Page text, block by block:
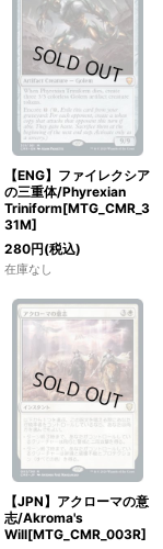
【ENG】ファイレクシア
の三重体/Phyrexian
Triniform[MTG_CMR_3
31M]
280円(税込)
在庫なし
【JPN】アクローマの意
志/Akroma's
Will[MTG_CMR_003R]